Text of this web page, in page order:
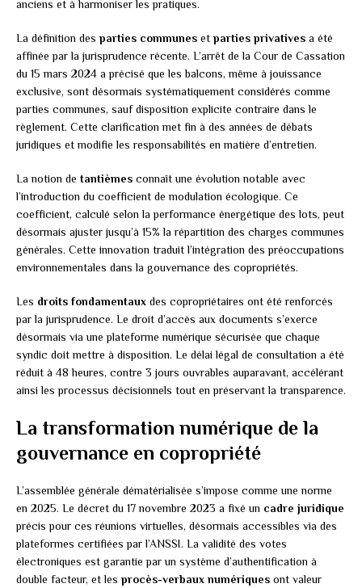
anciens et à harmoniser les pratiques.
La définition des parties communes et parties privatives a été
affinée par la jurisprudence récente. L’arrêt de la Cour de Cassation
du 15 mars 2024 a précisé que les balcons, même à jouissance
exclusive, sont désormais systématiquement considérés comme
parties communes, sauf disposition explicite contraire dans le
règlement. Cette clarification met fin à des années de débats
juridiques et modifie les responsabilités en matière d’entretien.
La notion de tantièmes connaît une évolution notable avec
l’introduction du coefficient de modulation écologique. Ce
coefficient, calculé selon la performance énergétique des lots, peut
désormais ajuster jusqu’à 15% la répartition des charges communes
générales. Cette innovation traduit l’intégration des préoccupations
environnementales dans la gouvernance des copropriétés.
Les droits fondamentaux des copropriétaires ont été renforcés
par la jurisprudence. Le droit d’accès aux documents s’exerce
désormais via une plateforme numérique sécurisée que chaque
syndic doit mettre à disposition. Le délai légal de consultation a été
réduit à 48 heures, contre 3 jours ouvrables auparavant, accélérant
ainsi les processus décisionnels tout en préservant la transparence.
La transformation numérique de la
gouvernance en copropriété
L’assemblée générale dématérialisée s’impose comme une norme
en 2025. Le décret du 17 novembre 2023 a fixé un cadre juridique
précis pour ces réunions virtuelles, désormais accessibles via des
plateformes certifiées par l’ANSSI. La validité des votes
électroniques est garantie par un système d’authentification à
double facteur, et les procès-verbaux numériques ont valeur